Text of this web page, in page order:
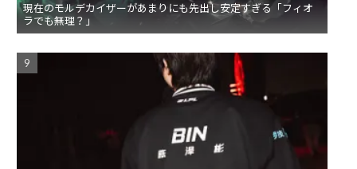
現在のモルデカイザーがあまりにも先出し安定すぎる「フィオ
ラでも無理？」